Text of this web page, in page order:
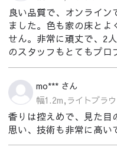
良い品質で、オンライン
ました。色も家の床とよ
せん。非常に頑丈で、2
のスタッフもとてもプロ
mo*** さん
幅1.2m,ライトブラ
香りは控えめで、見た目
思い、技術も非常に高い